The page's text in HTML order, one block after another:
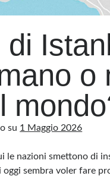
o
su 1 Maggio 2026
le nazioni smettono di
sembra voler fare